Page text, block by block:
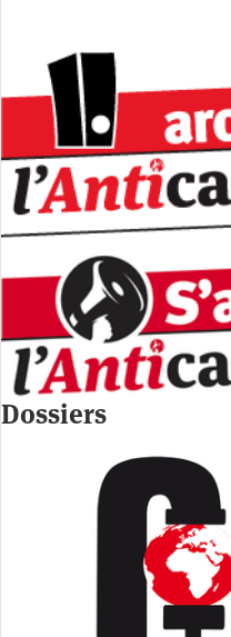
Dossiers